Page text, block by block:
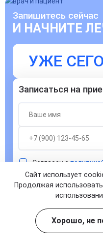
Запишитесь сейчас
И НАЧНИТЕ
УЖЕ
Записаться на
Согласен с
обработку
Сайт использует
Продолжая
Хорошо, не